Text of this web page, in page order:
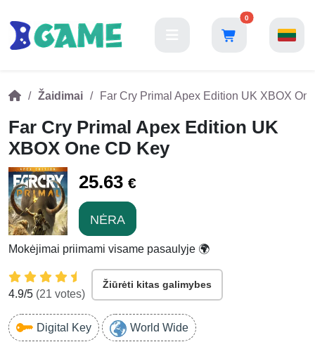
0
Žaidimai Far Cry Primal Apex Edition UK XBOX
Far Cry Primal Apex Edition UK
XBOX One CD Key
25.63 €
NĖRA
Mokėjimai priimami visame pasaulyje 🌍
4.9/5 (21 votes)
Žiūrėti kitas galimybes
Digital Key World Wide